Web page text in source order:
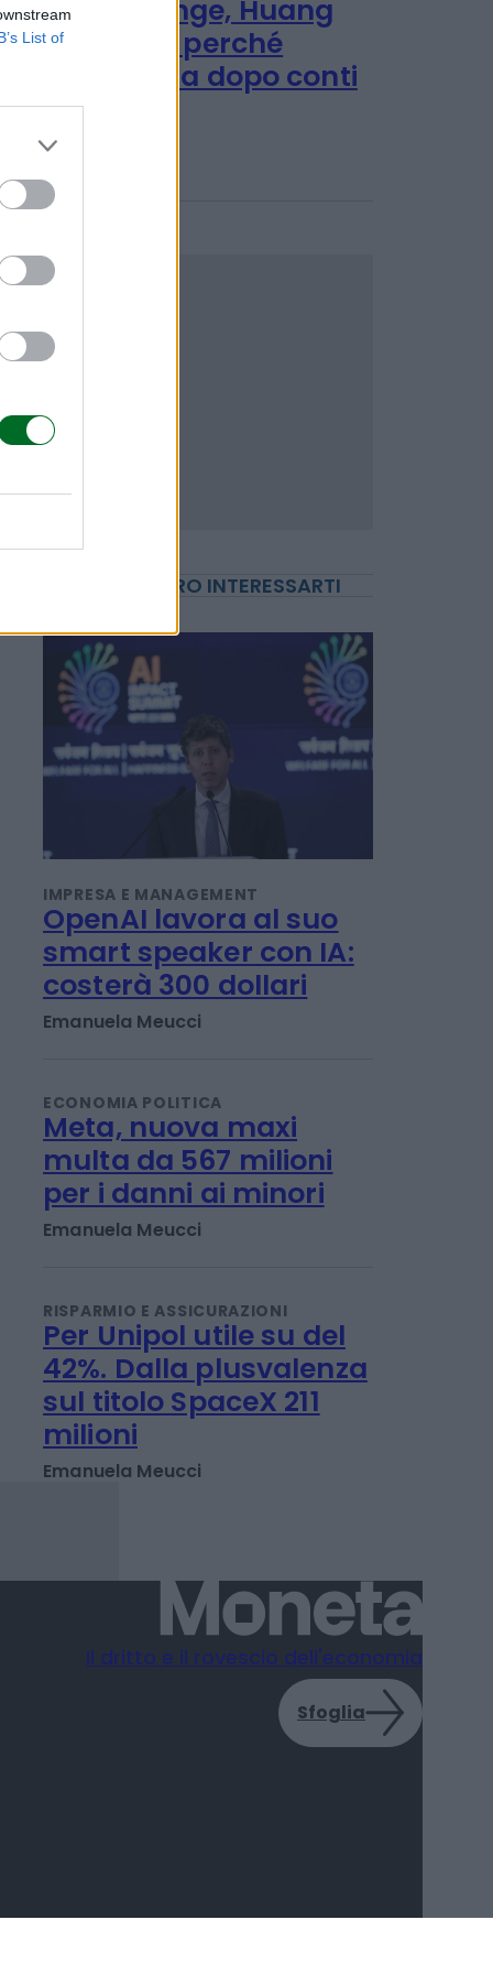
List of
Musk piange, Huang
ride. Ecco perché
Nvidia vola dopo conti
SpaceX
Titta Ferraro
POTREBBERO INTERESSARTI
IMPRESA E MANAGEMENT
OpenAI lavora al suo
smart speaker con IA:
costerà 300 dollari
Emanuela Meucci
ECONOMIA POLITICA
Meta, nuova maxi
multa da 567 milioni
per i danni ai minori
Emanuela Meucci
RISPARMIO E ASSICURAZIONI
Per Unipol utile su del
42%. Dalla plusvalenza
sul titolo SpaceX 211
milioni
Emanuela Meucci
Il dritto e il rovescio dell'economia
Sfoglia